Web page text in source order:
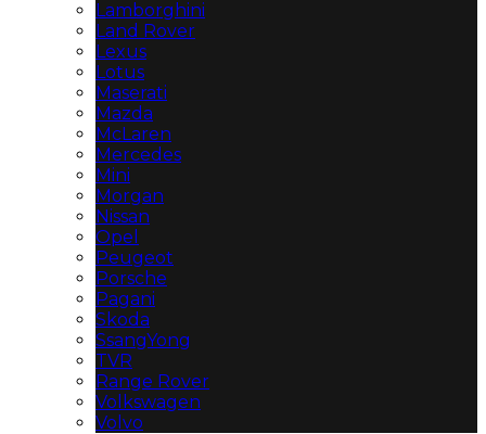
Lamborghini
Land Rover
Lexus
Lotus
Maserati
Mazda
McLaren
Mercedes
Mini
Morgan
Nissan
Opel
Peugeot
Porsche
Pagani
Skoda
SsangYong
TVR
Range Rover
Volkswagen
Volvo